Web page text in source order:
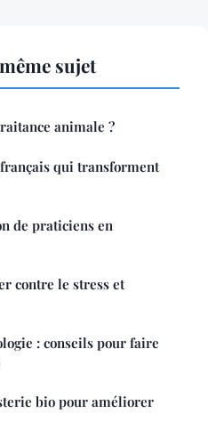
sujet
animale ?
qui transforment
de praticiens en
contre le stress et
: conseils pour faire
bio pour améliorer